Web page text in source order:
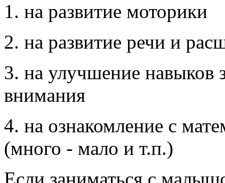
1. на развитие моторики
2. на развитие речи и
3. на улучшение навыков
внимания
4. на ознакомление с
(много - мало и т.п.)